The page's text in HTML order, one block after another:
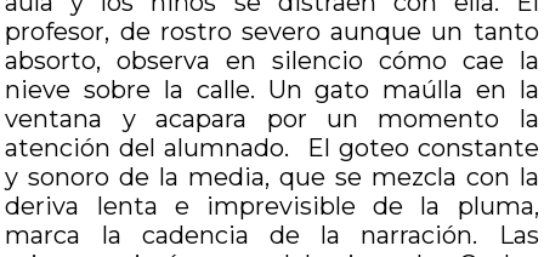
profesor, de rostro severo aunque un tanto
absorto, observa en silencio cómo cae la
nieve sobre la calle. Un gato maúlla en la
ventana y acapara por un momento la
atención del alumnado. El goteo constante
y sonoro de la media, que se mezcla con la
deriva lenta e imprevisible de la pluma,
marca la cadencia de la narración. Las